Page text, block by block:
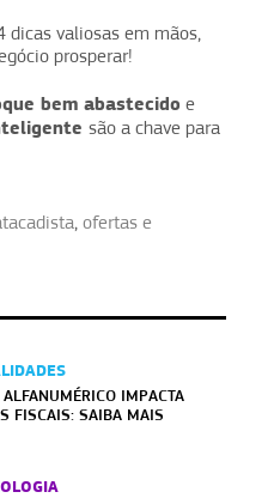
dicas valiosas em mãos,
prosperar!
bem abastecido e
são a chave para
, ofertas e
IMPACTA
FISCAIS: SAIBA MAIS